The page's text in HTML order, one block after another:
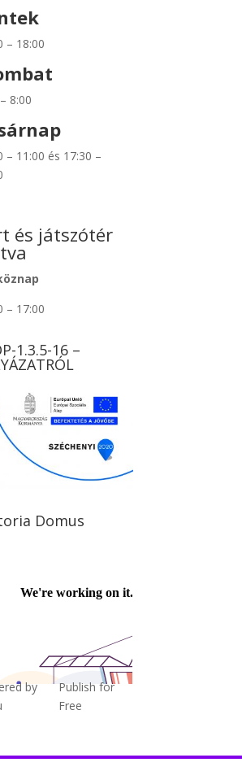
– 18:00
8:00
– 11:00 és 17:30 –
és játszótér
– 17:00
1.3.5-16 –
Domus
by
Publish for
Free